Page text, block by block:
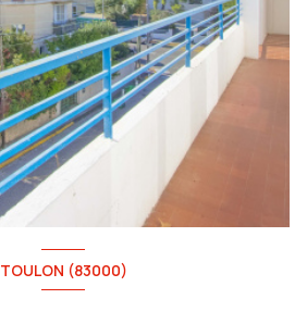
TOULON (83000)